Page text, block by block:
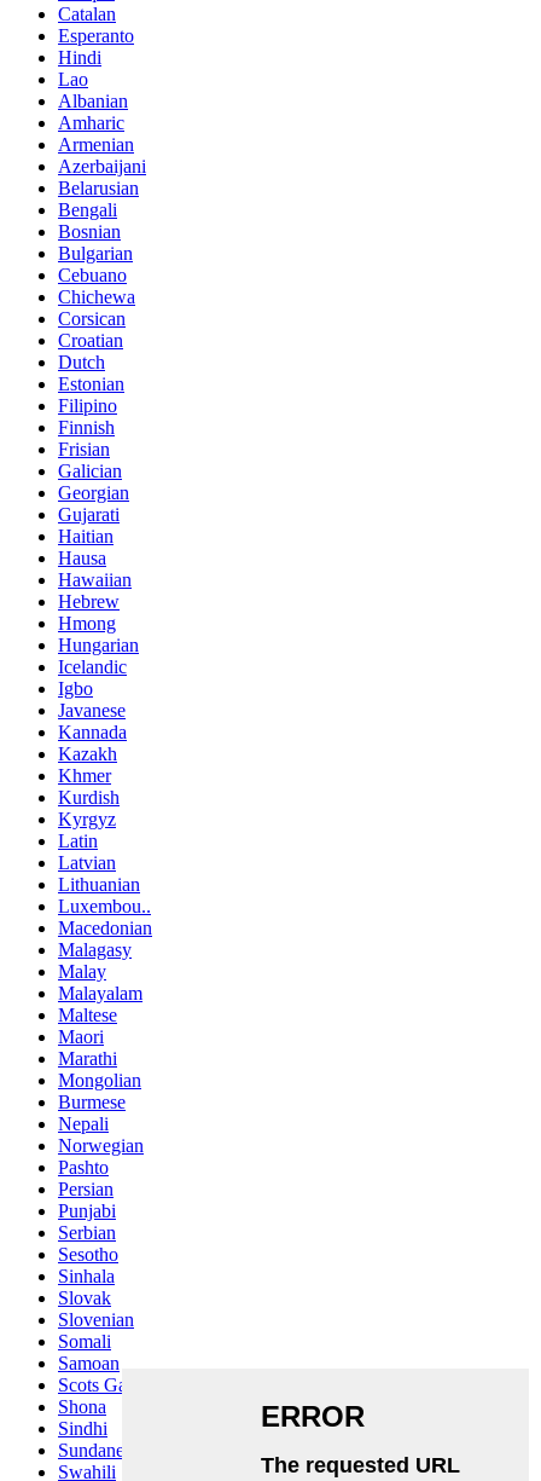
Catalan
Esperanto
Hindi
Lao
Albanian
Amharic
Armenian
Azerbaijani
Belarusian
Bengali
Bosnian
Bulgarian
Cebuano
Chichewa
Corsican
Croatian
Dutch
Estonian
Filipino
Finnish
Frisian
Galician
Georgian
Gujarati
Haitian
Hausa
Hawaiian
Hebrew
Hmong
Hungarian
Icelandic
Igbo
Javanese
Kannada
Kazakh
Khmer
Kurdish
Kyrgyz
Latin
Latvian
Lithuanian
Luxembou..
Macedonian
Malagasy
Malay
Malayalam
Maltese
Maori
Marathi
Mongolian
Burmese
Nepali
Norwegian
Pashto
Persian
Punjabi
Serbian
Sesotho
Sinhala
Slovak
Slovenian
Somali
Samoan
Scots Gaelic
Shona
Sindhi
Sundanese
Swahili